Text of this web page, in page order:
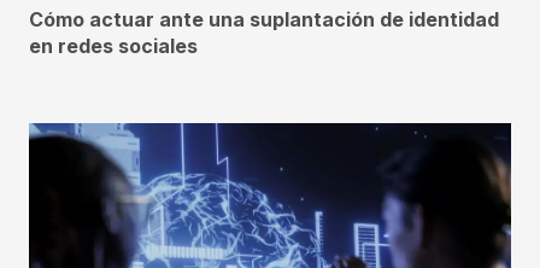
Cómo actuar ante una suplantación de identidad
en redes sociales